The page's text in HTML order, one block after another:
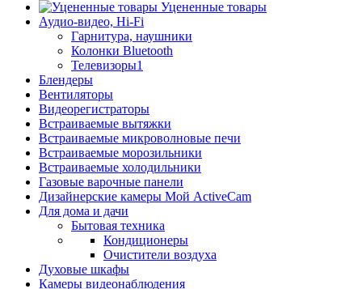
Уцененные товары
Аудио-видео, Hi-Fi
Гарнитура, наушники
Колонки Bluetooth
Телевизоры1
Блендеры
Вентиляторы
Видеорегистраторы
Встраиваемые вытяжки
Встраиваемые микроволновые печи
Встраиваемые морозильники
Встраиваемые холодильники
Газовые варочные панели
Дизайнерские камеры Мой ActiveCam
Для дома и дачи
Бытовая техника
Кондиционеры
Очистители воздуха
Духовые шкафы
Камеры видеонаблюдения